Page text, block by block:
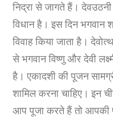
निद्रा से जागते हैं।
विधान है। इस दिन भगवान
विवाह किया जाता है।
से भगवान विष्णु और देवी
है। एकादशी की पूजन
शामिल करना चाहिए। इन
आप पूजा करते हैं तो आपकी